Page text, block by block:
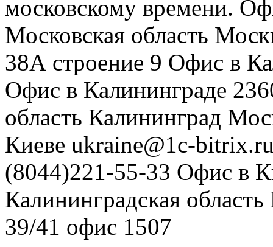
московскому времени.
Московская область
38А строение 9 Офис в
Офис в Калининграде
область Калининград
Киеве ukraine@1c-
(8044)221-55-33 Офис в
Калининградская область
39/41 офис 1507